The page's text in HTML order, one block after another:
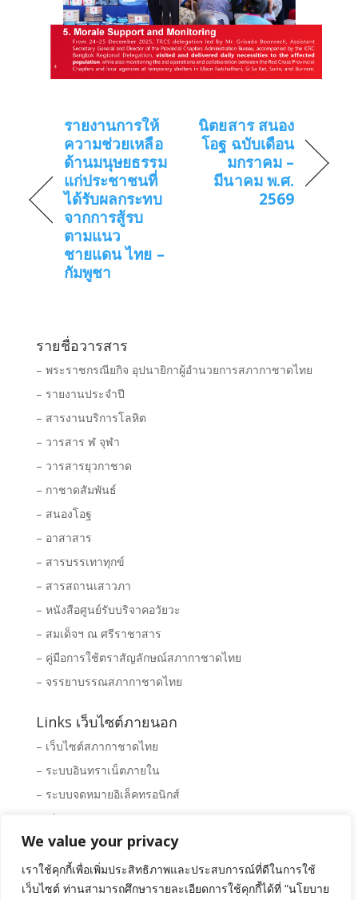
We value your privacy
เราใช้คุกกี้เพื่อเพิ่มประสิทธิภาพและประสบการณ์ที่ดีในการใช้
เว็บไซต์ ท่านสามารถศึกษารายละเอียดการใช้คุกกี้ได้ที่ “นโยบาย
รายงานการให้
ความช่วยเหลือ
ด้านมนุษยธรรม
แก่ประชาชนที่
ได้รับผลกระทบ
จากการสู้รบ
ตามแนว
ชายแดน ไทย –
กัมพูชา
นิตยสาร สนอง
โอฐ ฉบับเดือน
มกราคม –
มีนาคม พ.ศ.
2569
รายชื่อวารสาร
– พระราชกรณียกิจ อุปนายิกาผู้อำนวยการสภากาชาดไทย
– รายงานประจำปี
– สารงานบริการโลหิต
– วารสาร ฬ จุฬา
– วารสารยุวกาชาด
– กาชาดสัมพันธ์
– สนองโอฐ
– อาสาสาร
– สารบรรเทาทุกข์
– สารสถานเสาวภา
– หนังสือศูนย์รับบริจาคอวัยวะ
– สมเด็จฯ ณ ศรีราชาสาร
– คู่มือการใช้ตราสัญลักษณ์สภากาชาดไทย
– จรรยาบรรณสภากาชาดไทย
Links เว็บไซต์ภายนอก
– เว็บไซต์สภากาชาดไทย
– ระบบอินทราเน็ตภายใน
– ระบบจดหมายอิเล็คทรอนิกส์
– Clipping News
– ระบบจัดซื้อ – จัดจ้างสภากาชาดไทย
– พิพิธภัณฑ์สภากาชาดไทย